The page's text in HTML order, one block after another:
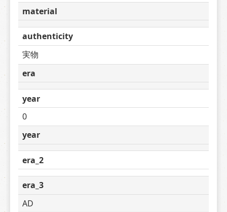
material
authenticity
実物
era
year
0
year
era_2
era_3
AD